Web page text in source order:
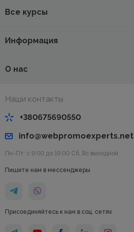
Все курсы
Информация
О нас
Наши контакты
+380675690550
info@webpromoexperts.net
Пн-Пт: с 9:00 до 19:00 Cб, Вс выходной
Пишите нам в мессенджеры
Присоединяйтесь к нам в соц. сетях